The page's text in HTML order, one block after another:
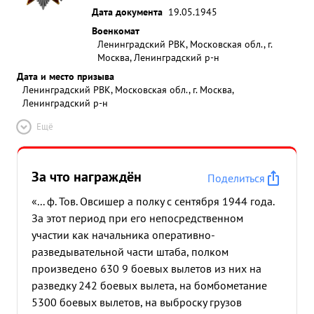
Дата документа 19.05.1945
Военкомат
Ленинградский РВК, Московская обл., г.
Москва, Ленинградский р-н
Дата и место призыва
Ленинградский РВК, Московская обл., г. Москва,
Ленинградский р-н
Ещё
За что награждён
Поделиться
«... ф. Тов. Овсишер а полку с сентября 1944 года.
За этот период при его непосредственном
участии как начальника оперативно-
разведывательной части штаба, полком
произведено 630 9 боевых вылетов из них на
разведку 242 боевых вылета, на бомбометание
5300 боевых вылетов, на выброску грузов